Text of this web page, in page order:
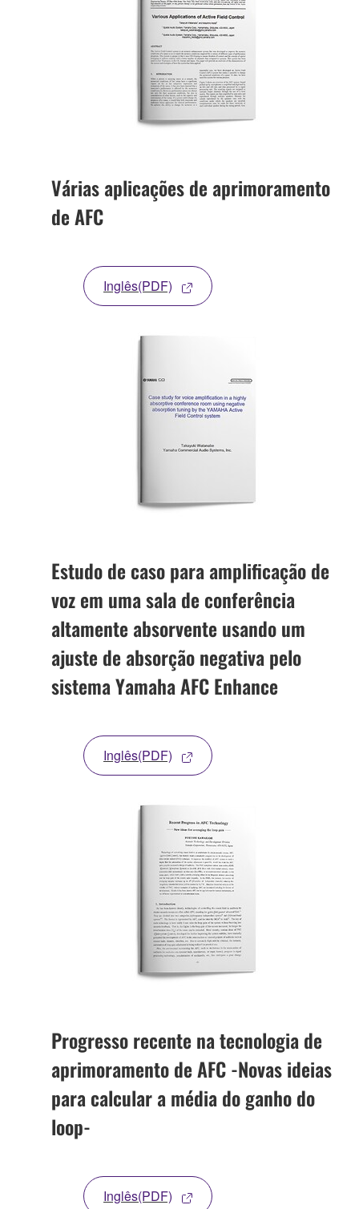
Várias aplicações de aprimoramento
de AFC
Inglês(PDF)
Estudo de caso para amplificação de
voz em uma sala de conferência
altamente absorvente usando um
ajuste de absorção negativa pelo
sistema Yamaha AFC Enhance
Inglês(PDF)
Progresso recente na tecnologia de
aprimoramento de AFC -Novas ideias
para calcular a média do ganho do
loop-
Inglês(PDF)